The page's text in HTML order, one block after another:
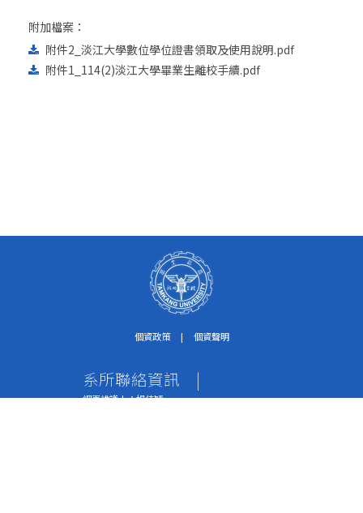
附加檔案：
附件2_淡江大學數位學位證書領取及使用說明.pdf
附件1_114(2)淡江大學畢業生離校手續.pdf
個資政策 | 個資聲明
系所聯絡資訊 |
網頁維護人：楊佳穎